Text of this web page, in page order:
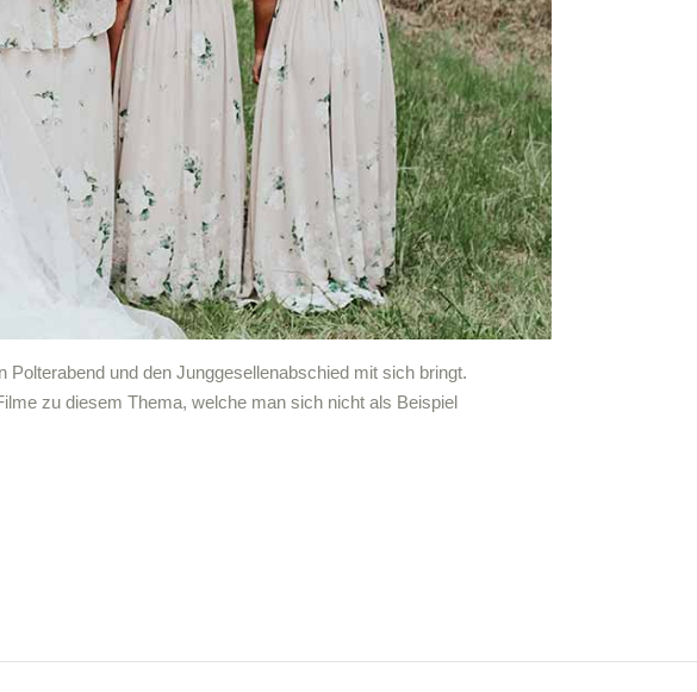
und den Junggesellenabschied mit sich bringt.
zu diesem Thema, welche man sich nicht als Beispiel